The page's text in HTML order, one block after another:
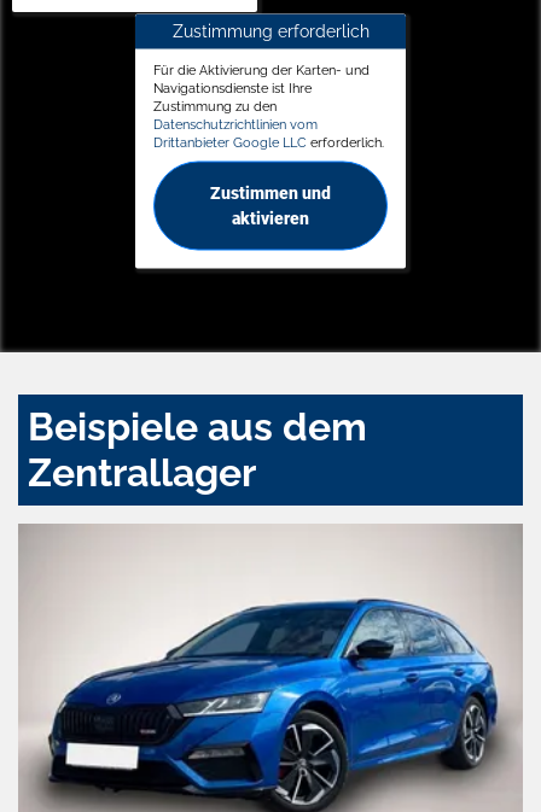
Zustimmung erforderlich
Für die Aktivierung der Karten- und
Navigationsdienste ist Ihre
Zustimmung zu den
Datenschutzrichtlinien vom
Drittanbieter Google LLC erforderlich.
Zustimmen und
aktivieren
Beispiele aus dem
Zentrallager